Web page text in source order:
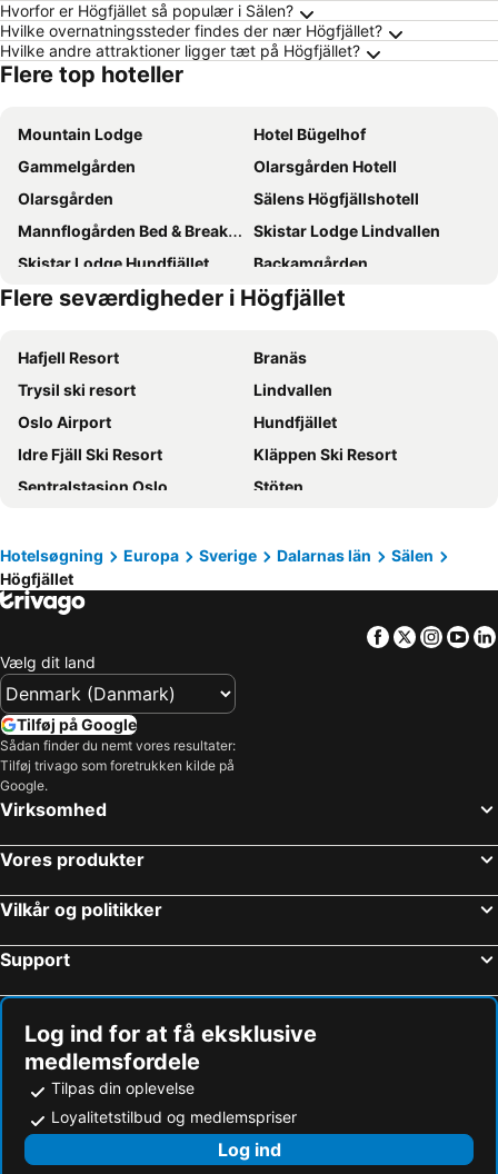
Hvorfor er Högfjället så populær i Sälen?
Hvilke overnatningssteder findes der nær Högfjället?
Hvilke andre attraktioner ligger tæt på Högfjället?
Flere top hoteller
Mountain Lodge
Hotel Bügelhof
Gammelgården
Olarsgården Hotell
Olarsgården
Sälens Högfjällshotell
Mannflogården Bed & Breakfast , Sälenfjällen
Skistar Lodge Lindvallen
Skistar Lodge Hundfjället
Backamgården
Hotel Mezzo
Stoten Ski Hotel
Hundfjället
Flere seværdigheder i Högfjället
Hafjell Resort
Branäs
Trysil ski resort
Lindvallen
Oslo Airport
Hundfjället
Idre Fjäll Ski Resort
Kläppen Ski Resort
Sentralstasjon Oslo
Stöten
Oslo City
Romme Alpin
Grünerløkka
Ullevaal Stadion
Holmenkollen Skimuseum & hopptårn
Lillehammer
Hunderfossen
Karl-Johansgate
Experium
Aker Brygge
Fulufjällets nationalpark
Gamle Oslo
Frogner
Den Norske Opera og Ballett
Järvsöbacken
Högfjället
Leksands Sommarland
Sunne Vattenland
Gardermoen
Stovner
Akershus Festning
Storo Storsenter
Bergensbanen
Fulufjellet National Park
Dansbandsveckan
Hotelsøgning Europa Sverige Dalarnas län
Sälen
Högfjället
Facebook
Twitter
Vælg dit land
Tilføj på Google
Sådan finder du nemt vores resultater:
Tilføj trivago som foretrukken kilde på
Google.
Virksomhed
Vores produkter
Vilkår og politikker
Support
Log ind for at få eksklusive
medlemsfordele
Tilpas din oplevelse
Loyalitetstilbud og medlemspriser
Log ind